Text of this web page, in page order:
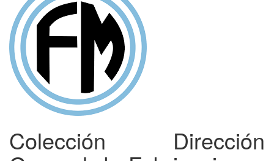
Colección Dirección